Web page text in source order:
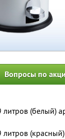
Вопросы по
(белый)